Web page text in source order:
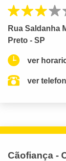
Rua Saldanha
Preto - SP
ver
ver
Cãofiança -